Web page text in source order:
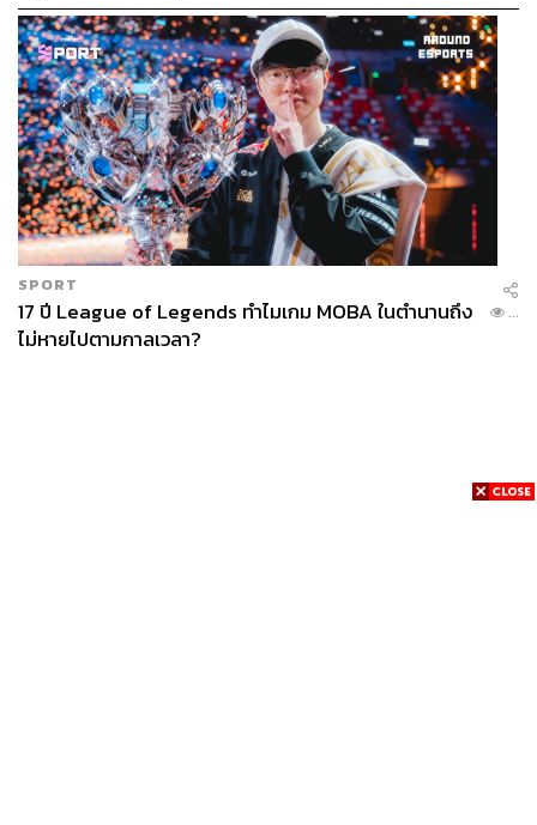
SPORT
17 ปี League of Legends ทำไมเกม MOBA ในตำนานถึง
ไม่หายไปตามกาลเวลา?
...